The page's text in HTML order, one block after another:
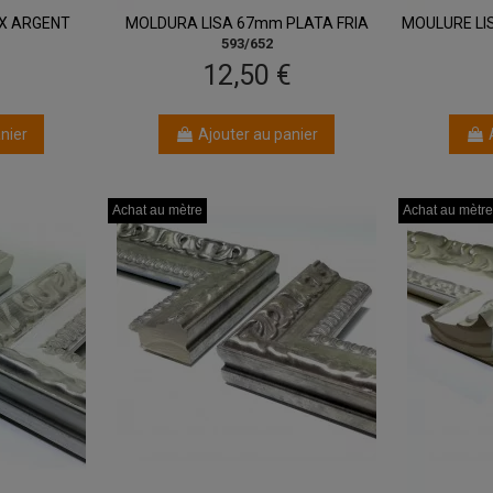
ARGENT MOLDURA LISA 67mm PLATA FRIA
593/652
12,50 €
Ajouter au panier
MOULURE
Achat au mètre
Achat au mètre
Achat au mètre Achat au mètre
Achat au mètre
Achat au mètre
Achat au mètre